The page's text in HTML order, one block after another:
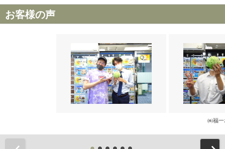
お客様の声
㈱福一